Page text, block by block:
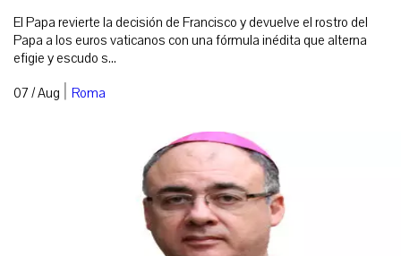
El Papa revierte la decisión de Francisco y devuelve el rostro del
Papa a los euros vaticanos con una fórmula inédita que alterna
efigie y escudo s...
07 / Aug | Roma